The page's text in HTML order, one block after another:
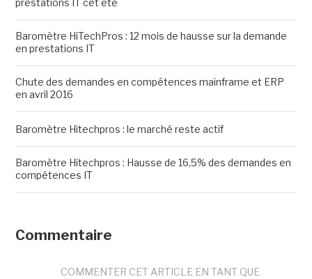
prestations IT cet été
Baromètre HiTechPros : 12 mois de hausse sur la demande
en prestations IT
Chute des demandes en compétences mainframe et ERP
en avril 2016
Baromètre Hitechpros : le marché reste actif
Baromètre Hitechpros : Hausse de 16,5% des demandes en
compétences IT
Commentaire
COMMENTER CET ARTICLE EN TANT QUE